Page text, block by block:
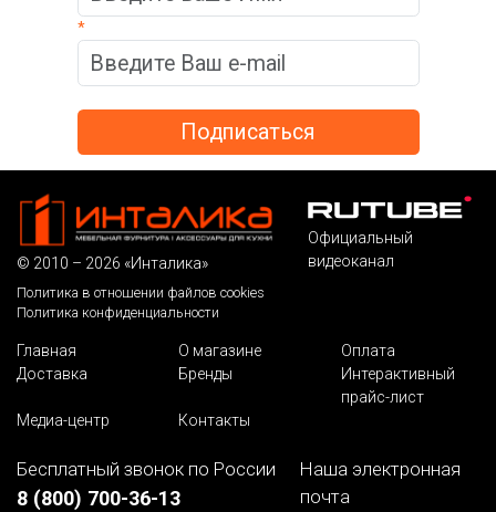
*
© 2010 – 2026 «Инталика»
Политика в отношении файлов cookies
Политика конфиденциальности
Официальный
видеоканал
Главная О магазине
Оплата
Доставка
Бренды
Интерактивный
прайс-лист
Медиа-центр
Контакты
Бесплатный звонок по России
8 (800) 700-36-13
Наша электронная
почта